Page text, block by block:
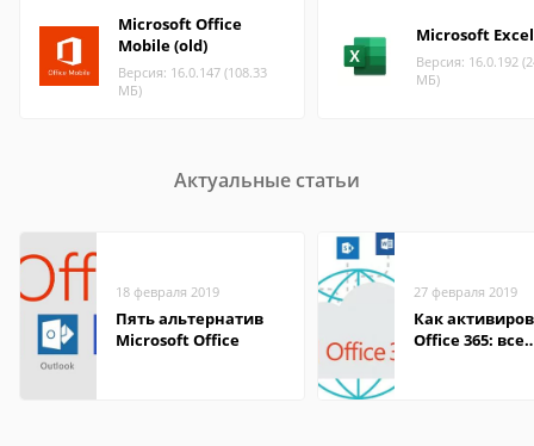
Microsoft Office
Mobile (old)
Версия: 16.0.147 (108.33
МБ)
Microsoft Excel
Версия: 16.0.192
МБ)
Актуальные статьи
18 февраля 2019
Пять альтернатив
Microsoft Office
27 февраля 2019
Как
Office 365: все